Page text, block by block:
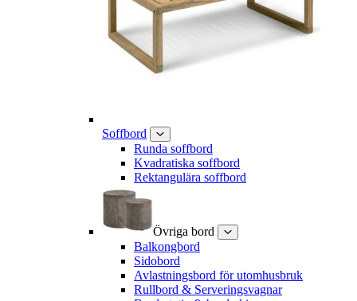
Soffbord
Runda soffbord
Kvadratiska soffbord
Rektangulära soffbord
Övriga bord
Balkongbord
Sidobord
Avlastningsbord för utomhusbruk
Rullbord & Serveringsvagnar